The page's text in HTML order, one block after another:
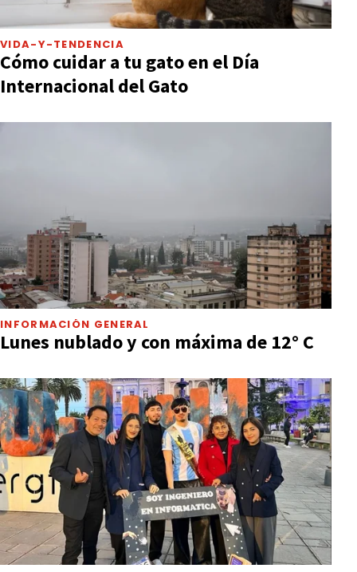
VIDA-Y-TENDENCIA
Cómo cuidar a tu gato en el Día
Internacional del Gato
INFORMACIÓN GENERAL
Lunes nublado y con máxima de 12° C